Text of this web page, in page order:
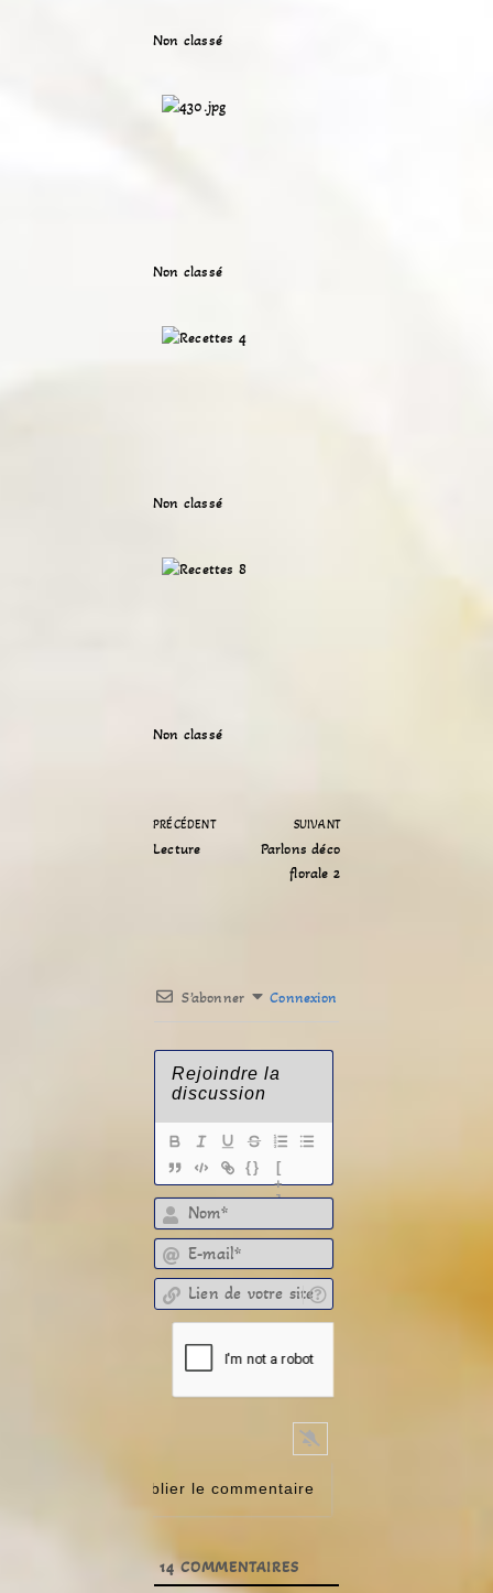
Non classé
Non classé
Non classé
Non classé
PRÉCÉDENT
Lecture
SUIVANT
Parlons déco
florale 2
S’abonner Connexion
{}
[
+
]
14COMMENTAIRES